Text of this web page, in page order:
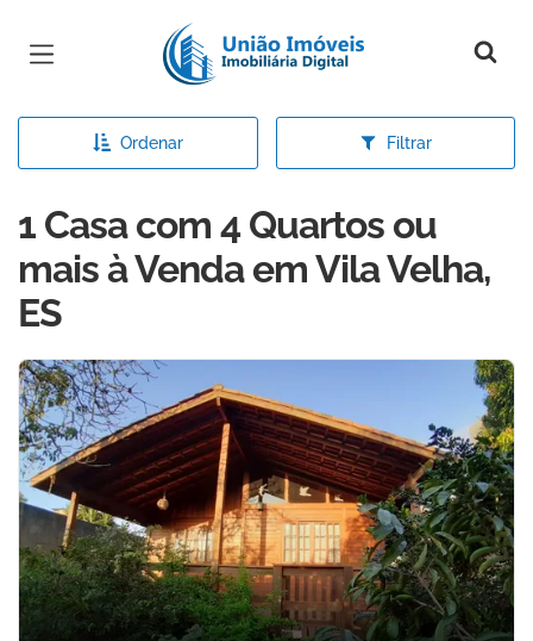
Página inicial
Ordenar Filtrar
1 Casa com 4 Quartos ou
mais à Venda em Vila Velha,
ES